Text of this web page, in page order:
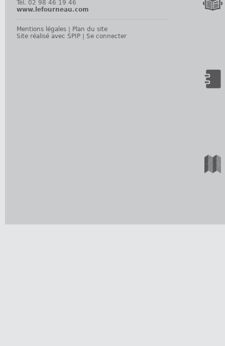
Tél. 02 98 46 19 46
www.lefourneau.com
Mentions légales | Plan du site
Site réalisé avec SPIP | Se connecter